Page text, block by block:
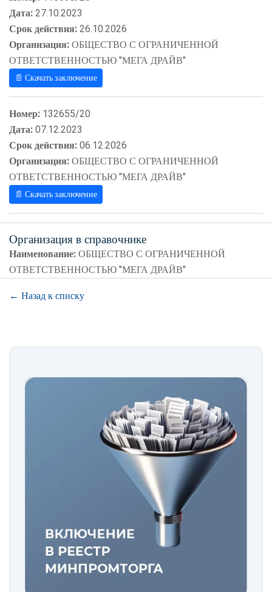
Дата:27.10.2023
Срок действия:26.10.2026
Организация:ОБЩЕСТВО С ОГРАНИЧЕННОЙ
ОТВЕТСТВЕННОСТЬЮ "МЕГА ДРАЙВ"
📄 Скачать заключение
Номер: 132655/20
Дата:07.12.2023
Срок действия:06.12.2026
Организация:ОБЩЕСТВО С ОГРАНИЧЕННОЙ
ОТВЕТСТВЕННОСТЬЮ "МЕГА ДРАЙВ"
📄 Скачать заключение
Организация в справочнике
Наименование:ОБЩЕСТВО С ОГРАНИЧЕННОЙ
ОТВЕТСТВЕННОСТЬЮ "МЕГА ДРАЙВ"
← Назад к списку